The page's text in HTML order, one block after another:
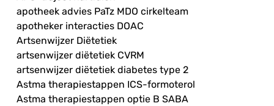
apotheek advies PaTz MDO cirkelteam
apotheker interacties DOAC
Artsenwijzer Diëtetiek
artsenwijzer diëtetiek CVRM
artsenwijzer diëtetiek diabetes type 2
Astma therapiestappen ICS-formoterol
Astma therapiestappen optie B SABA